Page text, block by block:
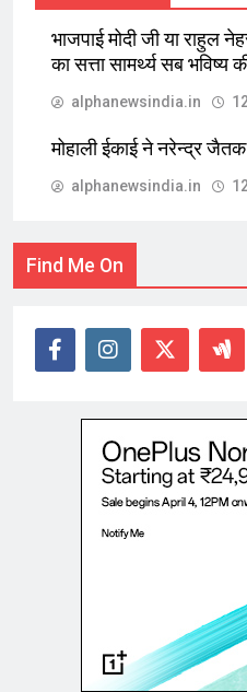
भाजपाई मोदी जी या राहुल
का सत्ता सामर्थ्य सब भविष्य
alphanewsindia.in
मोहाली ईकाई ने नरेन्द्र
alphanewsindia.in
Find Me On